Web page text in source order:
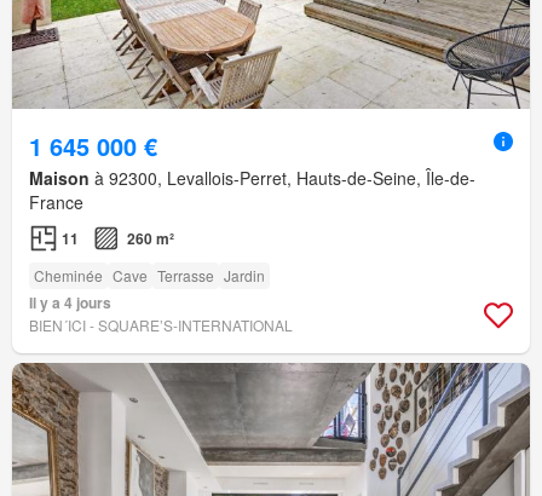
1 645 000 €
Maison à 92300, Levallois-Perret, Hauts-de-Seine, Île-de-
France
11 260 m²
Cheminée Cave Terrasse Jardin
Il y a 4 jours
BIEN´ICI - SQUARE’S-INTERNATIONAL